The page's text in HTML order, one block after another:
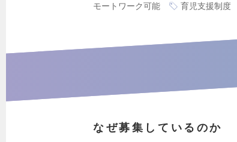
モートワーク可能
育児支援制度
なぜ募集しているのか